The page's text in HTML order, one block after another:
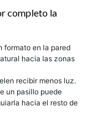
completo la
formato en la pared
hacia las zonas
recibir menos luz.
un pasillo puede
hacia el resto de